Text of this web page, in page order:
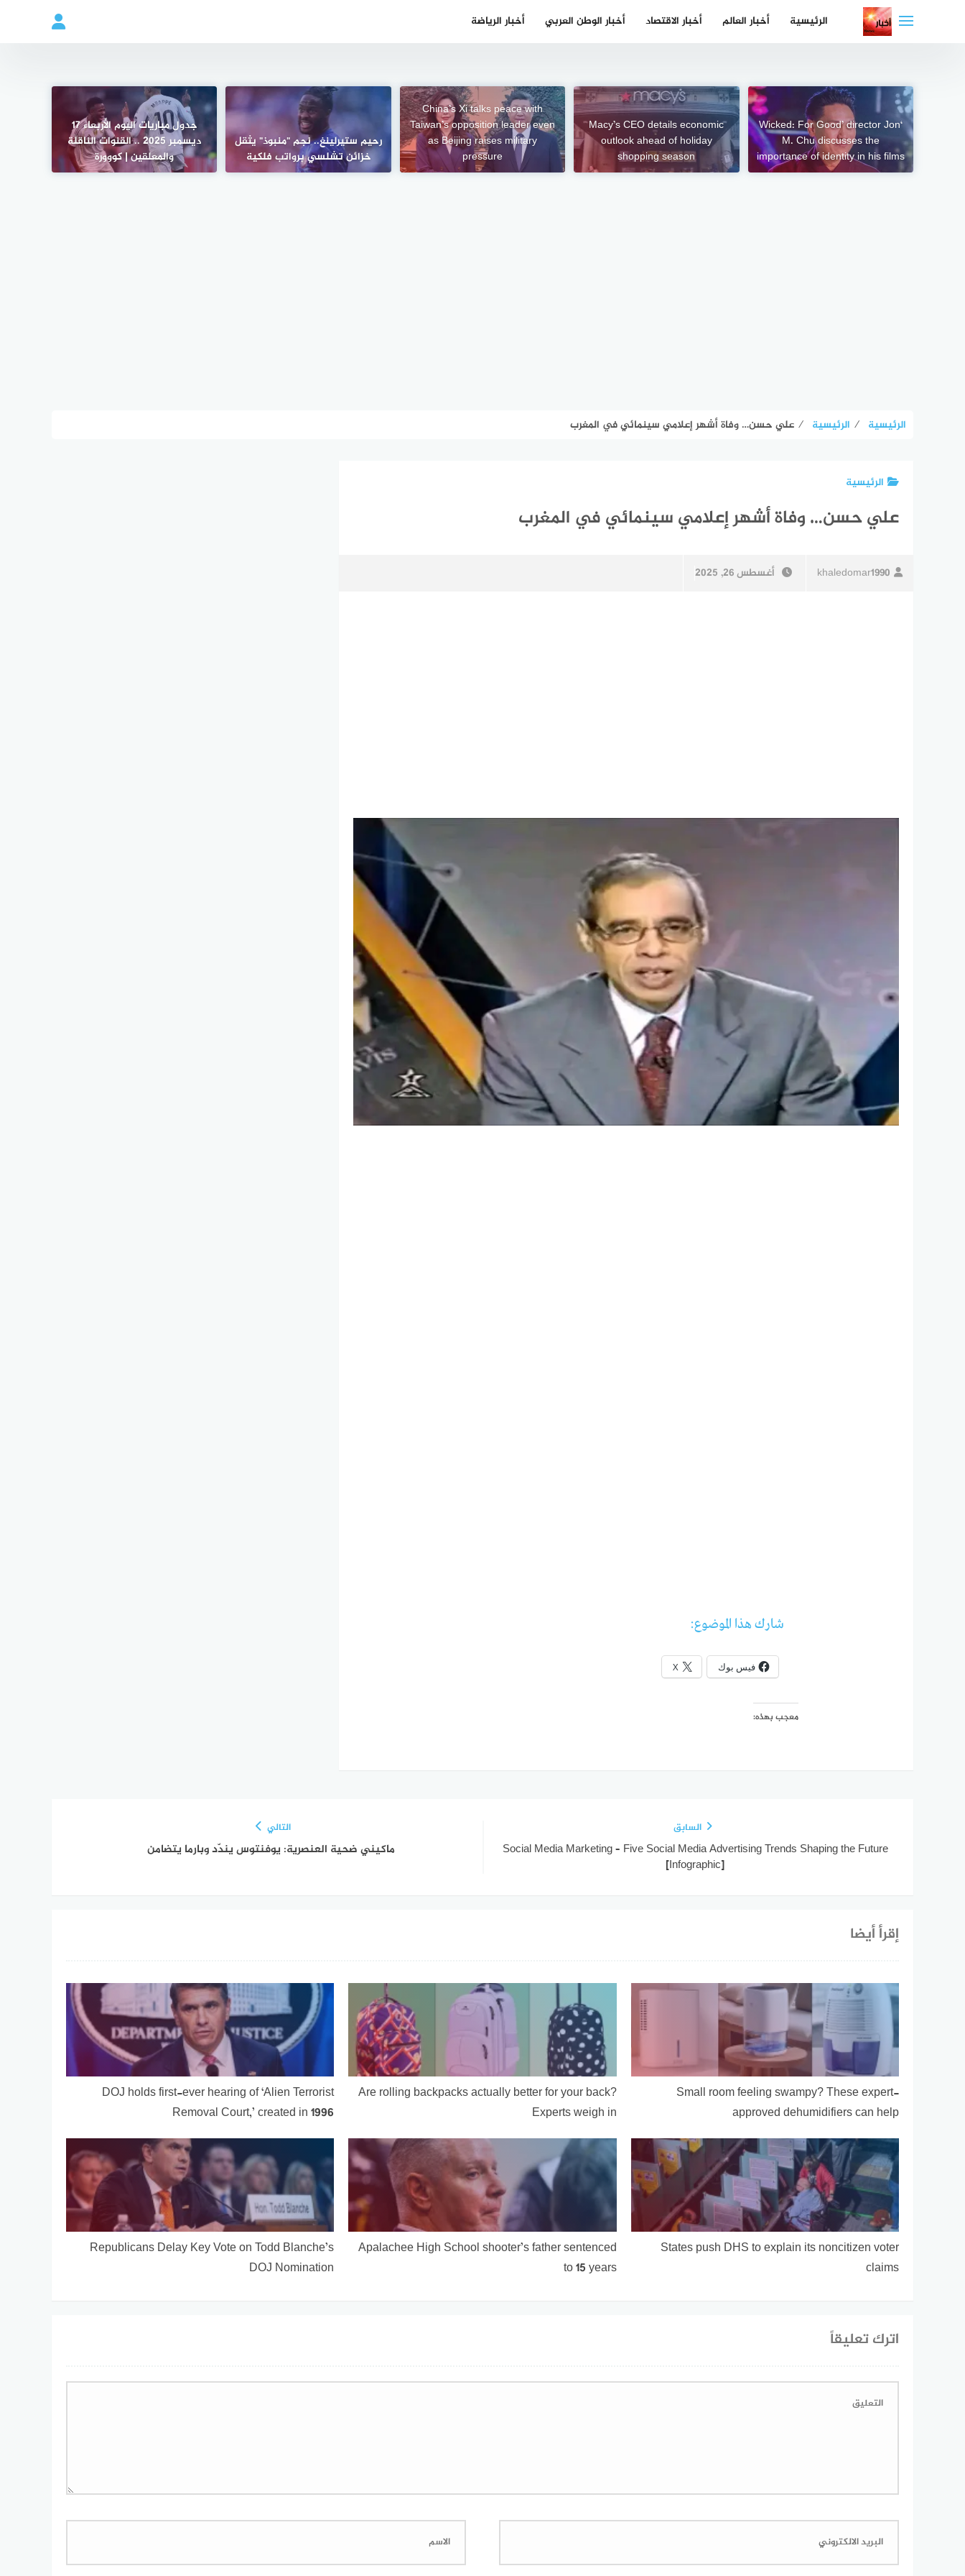
الرئيسية أخبار العالم أخبار الاقتصاد أخبار الوطن العربي أخبار الرياضة
‘Wicked: For Good’ director Jon
M. Chu discusses the
importance of identity in his films
Macy’s CEO details economic
outlook ahead of holiday
shopping season
China’s Xi talks peace with
Taiwan’s opposition leader even
as Beijing raises military
pressure
رحيم ستيرلينغ.. نجم "منبوذ" يثقل
خزائن تشلسي برواتب فلكية
جدول مباريات اليوم الأربعاء 17
ديسمبر 2025 .. القنوات الناقلة
والمعلقين | كووورة
الرئيسية ⁄ الرئيسية ⁄ علي حسن… وفاة أشهر إعلامي سينمائي في المغرب
الرئيسية
علي حسن… وفاة أشهر إعلامي سينمائي في المغرب
khaledomar1990 أغسطس 26, 2025
شارك هذا الموضوع:
فيس بوك X
معجب بهذه:
السابق
Social Media Marketing – Five Social Media Advertising Trends Shaping the Future
[Infographic]
التالي
ماكيني ضحية العنصرية: يوفنتوس يندّد وبارما يتضامن
إقرأ أيضا
Small room feeling swampy? These expert-
approved dehumidifiers can help
Are rolling backpacks actually better for your back?
Experts weigh in
DOJ holds first-ever hearing of ‘Alien Terrorist
Removal Court,’ created in 1996
States push DHS to explain its noncitizen voter
claims
Apalachee High School shooter’s father sentenced
to 15 years
Republicans Delay Key Vote on Todd Blanche’s
DOJ Nomination
اترك تعليقاً